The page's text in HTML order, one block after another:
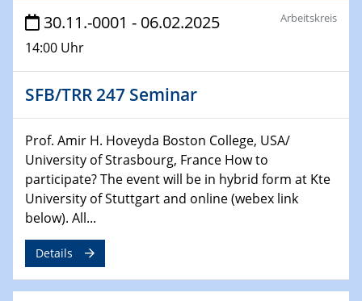
Decoding mRNA translation: Computational and
experimental approaches to understanding gene
expression
29.01.2025
30.01.2025
WIN & CENIDE Seminar Series on 2D-
MATURE
30.01.2025
Talk Prof. Erwin Reisner
30.11.-0001 - 06.02.2025
14:00 Uhr
Arbeitskreis
SFB/TRR 247 Seminar
Prof. Amir H. Hoveyda Boston College, USA/
University of Strasbourg, France How to
participate? The event will be in hybrid form at Kte
University of Stuttgart and online (webex link
below). All...
Details